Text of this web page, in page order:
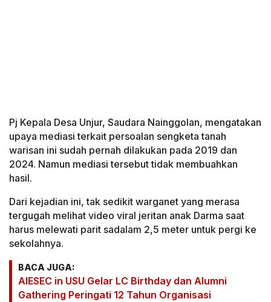
Pj Kepala Desa Unjur, Saudara Nainggolan, mengatakan
upaya mediasi terkait persoalan sengketa tanah
warisan ini sudah pernah dilakukan pada 2019 dan
2024. Namun mediasi tersebut tidak membuahkan
hasil.
Dari kejadian ini, tak sedikit warganet yang merasa
tergugah melihat video viral jeritan anak Darma saat
harus melewati parit sadalam 2,5 meter untuk pergi ke
sekolahnya.
BACA JUGA:
AIESEC in USU Gelar LC Birthday dan Alumni
Gathering Peringati 12 Tahun Organisasi